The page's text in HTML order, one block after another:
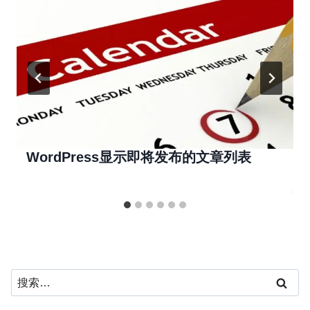
WordPress显示即将发布的文章列表
搜
索：